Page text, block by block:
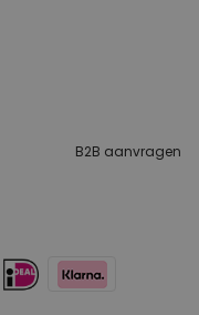
B2B aanvragen